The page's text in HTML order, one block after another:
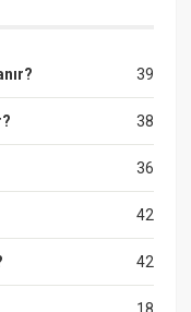
39
38
36
42
42
18